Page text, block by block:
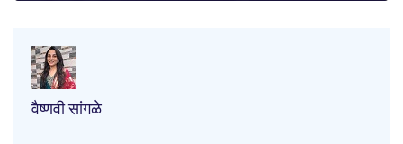
वैष्णवी सांगळे